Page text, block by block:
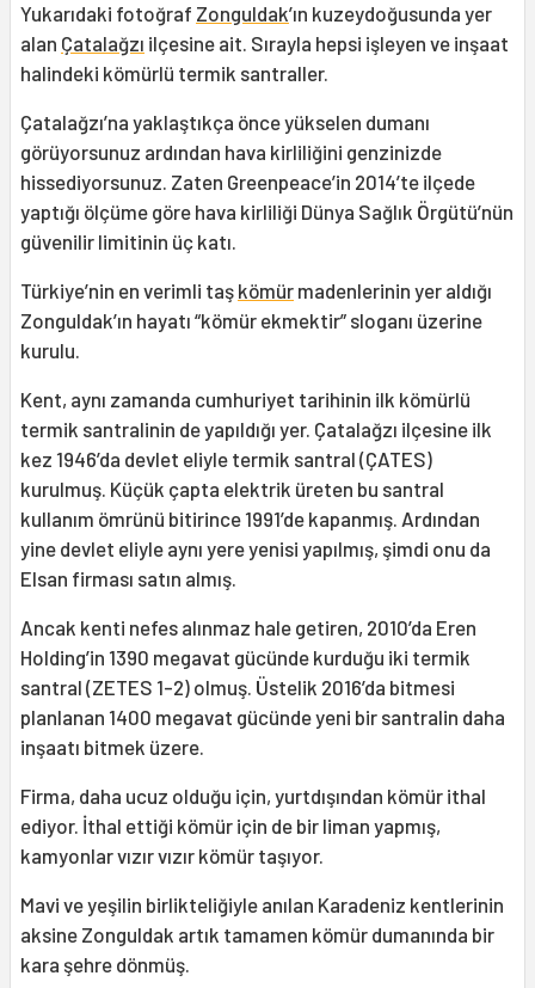
Yukarıdaki fotoğraf Zonguldak’ın kuzeydoğusunda yer
alan Çatalağzı ilçesine ait. Sırayla hepsi işleyen ve inşaat
halindeki kömürlü termik santraller.
Çatalağzı’na yaklaştıkça önce yükselen dumanı
görüyorsunuz ardından hava kirliliğini genzinizde
hissediyorsunuz. Zaten Greenpeace’in 2014’te ilçede
yaptığı ölçüme göre hava kirliliği Dünya Sağlık Örgütü’nün
güvenilir limitinin üç katı.
Türkiye’nin en verimli taş kömür madenlerinin yer aldığı
Zonguldak’ın hayatı “kömür ekmektir” sloganı üzerine
kurulu.
Kent, aynı zamanda cumhuriyet tarihinin ilk kömürlü
termik santralinin de yapıldığı yer. Çatalağzı ilçesine ilk
kez 1946’da devlet eliyle termik santral (ÇATES)
kurulmuş. Küçük çapta elektrik üreten bu santral
kullanım ömrünü bitirince 1991’de kapanmış. Ardından
yine devlet eliyle aynı yere yenisi yapılmış, şimdi onu da
Elsan firması satın almış.
Ancak kenti nefes alınmaz hale getiren, 2010’da Eren
Holding’in 1390 megavat gücünde kurduğu iki termik
santral (ZETES 1-2) olmuş. Üstelik 2016’da bitmesi
planlanan 1400 megavat gücünde yeni bir santralin daha
inşaatı bitmek üzere.
Firma, daha ucuz olduğu için, yurtdışından kömür ithal
ediyor. İthal ettiği kömür için de bir liman yapmış,
kamyonlar vızır vızır kömür taşıyor.
Mavi ve yeşilin birlikteliğiyle anılan Karadeniz kentlerinin
aksine Zonguldak artık tamamen kömür dumanında bir
kara şehre dönmüş.